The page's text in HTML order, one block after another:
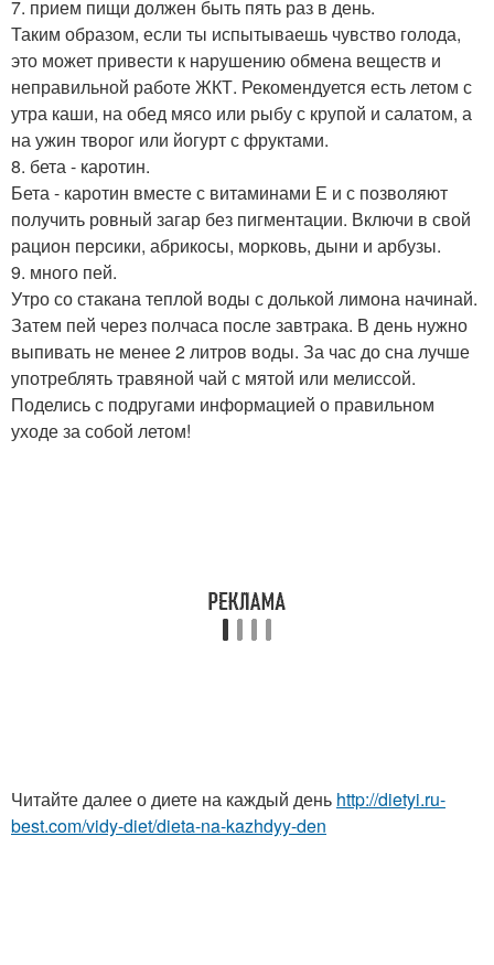
7. прием пищи должен быть пять раз в день.
Таким образом, если ты испытываешь чувство голода,
это может привести к нарушению обмена веществ и
неправильной работе ЖКТ. Рекомендуется есть летом с
утра каши, на обед мясо или рыбу с крупой и салатом, а
на ужин творог или йогурт с фруктами.
8. бета - каротин.
Бета - каротин вместе с витаминами Е и с позволяют
получить ровный загар без пигментации. Включи в свой
рацион персики, абрикосы, морковь, дыни и арбузы.
9. много пей.
Утро со стакана теплой воды с долькой лимона начинай.
Затем пей через полчаса после завтрака. В день нужно
выпивать не менее 2 литров воды. За час до сна лучше
употреблять травяной чай с мятой или мелиссой.
Поделись с подругами информацией о правильном
уходе за собой летом!
Читайте далее о диете на каждый день http://dietyi.ru-
best.com/vidy-diet/dieta-na-kazhdyy-den